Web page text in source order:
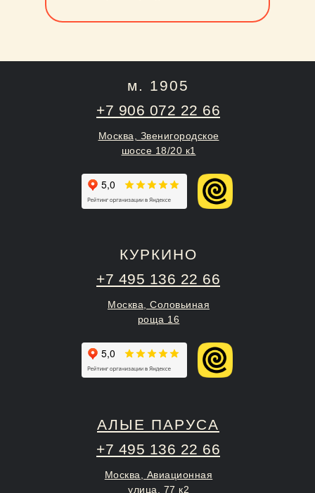
АЛЫЕ ПАРУСА
Москва, Авиационная
улица, 77 к2
+7 495 136 22 66
КУРКИНО
Москва, Соловьиная
роща 16
+7 495 136 22 66
м. 1905
Москва, Звенигородское
шоссе 18/20 к1
+7 906 072 22 66